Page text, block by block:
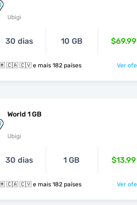
Ubigi
30 dias 10 GB $69.99
🇨🇲 🇨🇦 🇨🇻 e mais 182 países Ver
World 1 GB
Ubigi
30 dias 1 GB $13.99
🇨🇲 🇨🇦 🇨🇻 e mais 182 países Ver